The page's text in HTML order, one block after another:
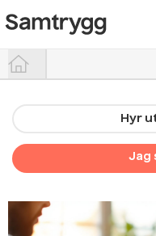
Trygghetspaketet
Hyr
Jag